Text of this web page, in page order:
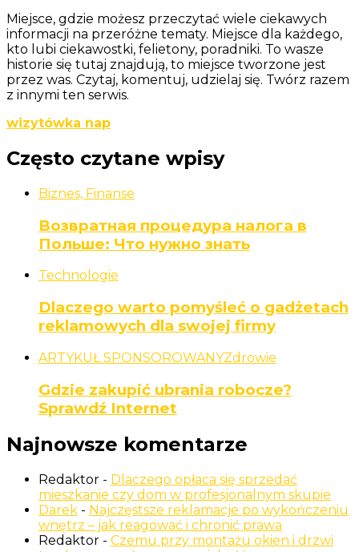
Miejsce, gdzie możesz przeczytać wiele ciekawych
informacji na przeróżne tematy. Miejsce dla każdego,
kto lubi ciekawostki, felietony, poradniki. To wasze
historie się tutaj znajdują, to miejsce tworzone jest
przez was. Czytaj, komentuj, udzielaj się. Twórz razem
z innymi ten serwis.
wizytówka nap
Często czytane wpisy
Biznes, Finanse
Возвратная процедура налога в
Польше: Что нужно знать
Technologie
Dlaczego warto pomyśleć o gadżetach
reklamowych dla swojej firmy
ARTYKUŁ SPONSOROWANYZdrowie
Gdzie zakupić ubrania robocze?
Sprawdź Internet
Najnowsze komentarze
Redaktor - Dlaczego opłaca się sprzedać
mieszkanie czy dom w profesjonalnym skupie
Darek - Najczęstsze reklamacje po wykończeniu
wnętrz – jak reagować i chronić prawa
Redaktor - Czemu przy montażu okien i drzwi